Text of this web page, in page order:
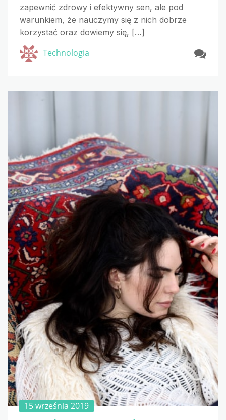
zapewnić zdrowy i efektywny sen, ale pod
warunkiem, że nauczymy się z nich dobrze
korzystać oraz dowiemy się, […]
Technologia
15 września 2019